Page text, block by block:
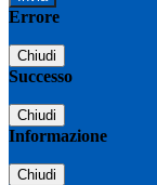
Errore
Chiudi
Successo
Chiudi
Informazione
Chiudi